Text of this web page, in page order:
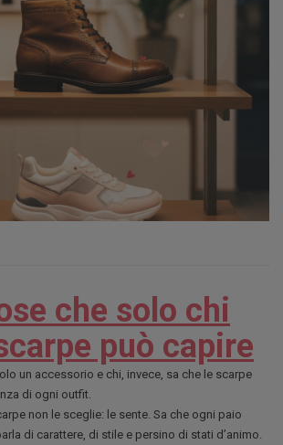
che solo chi
può capire
un accessorio e chi, invece, sa che le scarpe
di ogni outfit.
non le sceglie: le sente. Sa che ogni paio
di carattere, di stile e persino di stati d’animo.